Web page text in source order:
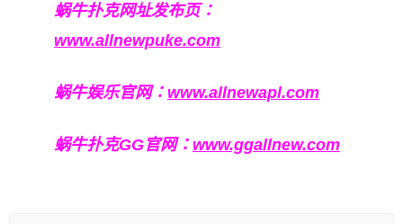
蜗牛扑克网址发布页：
www.allnewpuke.com
蜗牛娱乐官网： www.allnewapl.com
蜗牛扑克GG官网： www.ggallnew.com